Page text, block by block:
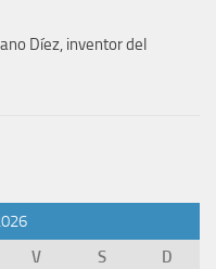
Díez, inventor del
V S
D